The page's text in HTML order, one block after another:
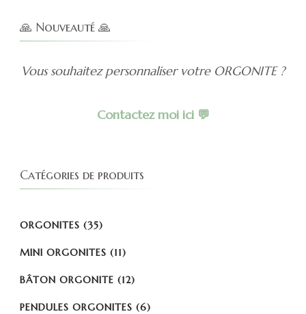
🙏 Nouveauté 🙏
Vous souhaitez personnaliser votre ORGONITE ?
Contactez moi ici 💬
Catégories de produits
ORGONITES (35)
MINI ORGONITES (11)
BÂTON ORGONITE (12)
PENDULES ORGONITES (6)